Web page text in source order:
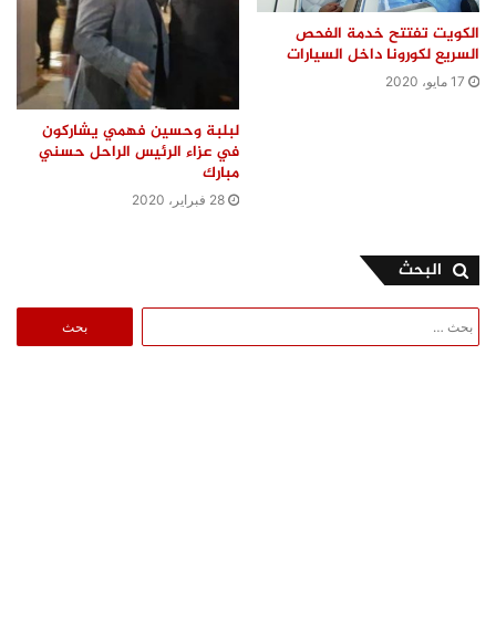
الكويت تفتتح خدمة الفحص
السريع لكورونا داخل السيارات
17 مايو، 2020
لبلبة وحسين فهمي يشاركون
في عزاء الرئيس الراحل حسني
مبارك
28 فبراير، 2020
البحث
عن: